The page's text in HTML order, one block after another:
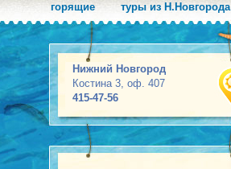
горящие туры из Н.Новгорода
Нижний Новгород
Костина 3, оф. 407
415-47-56